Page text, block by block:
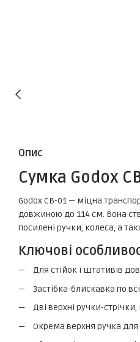
Опис
Сумка Godox
Godox CB-01 — міцна
довжиною до 114 см. Вона
посилені ручки, колеса, а
Ключові
Для стійок і штативів
Застібка-блискавка по
Дві верхні ручки-
Окрема верхня ручка